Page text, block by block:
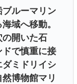
ルーマリン
域へ移動。
開いた石
で慎重に接
ミドリイシ
博物館マリ